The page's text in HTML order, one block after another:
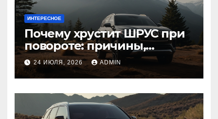
ИНТЕРЕСНОЕ
Почему хрустит ШРУС при
повороте: причины,
диагностика
24 ИЮЛЯ, 2026 ADMIN